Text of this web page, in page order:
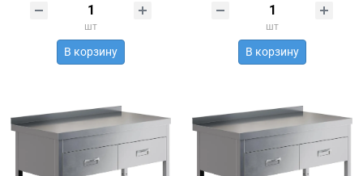
шт
В корзину
шт
В корзину